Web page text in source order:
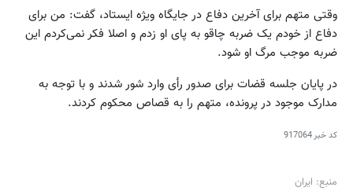
وقتی متهم برای آخرین دفاع در جایگاه ویژه ایستاد، گفت: من برای
دفاع از خودم یک ضربه چاقو به پای او زدم و اصلا فکر نمی‌کردم این
ضربه موجب مرگ او شود.
در پایان جلسه قضات برای صدور رأی وارد شور شدند و با توجه به
مدارک موجود در پرونده، متهم را به قصاص محکوم کردند.
کد خبر917064
منبع: ایران